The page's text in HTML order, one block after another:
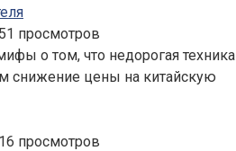
просмотров
о том, что недорогая
снижение цены на китайскую
просмотров